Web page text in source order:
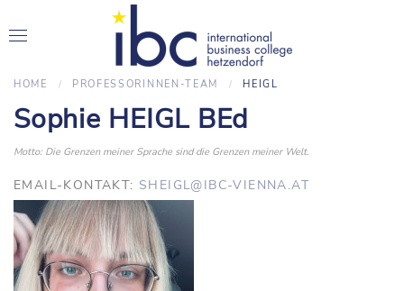
HOME PROFESSORINNEN-TEAM HEIGL
Sophie HEIGL BEd
Motto: Die Grenzen meiner Sprache sind die Grenzen meiner Welt.
EMAIL-KONTAKT: SHEIGL@IBC-VIENNA.AT